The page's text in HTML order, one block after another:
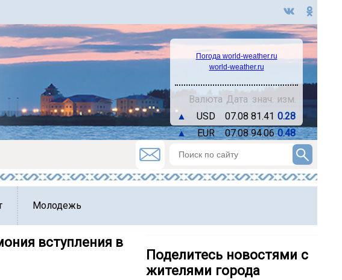
Погода world-weather.ru
world-weather.ru
Валюта Дата знач. изм.
▲
USD 07.08 81.41 0.28
▲
EUR 07.08 94.06 0.48
Молодежь
вступления в
Поделитесь новостями с
жителями города